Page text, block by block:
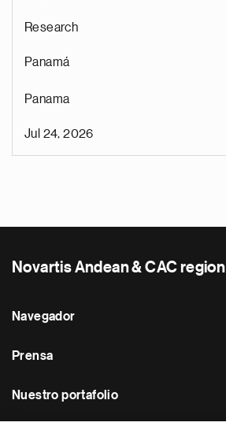
Research
Panamá
Panama
Jul 24, 2026
Novartis Andean & CAC region
Navegador
Prensa
Nuestro portafolio